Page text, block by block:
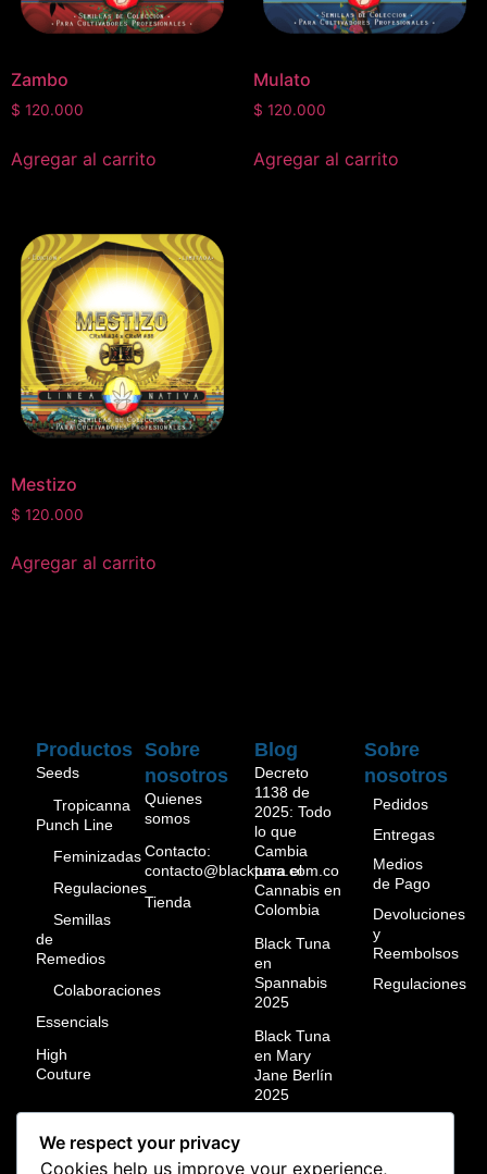
Zambo
$ 120.000
Agregar al carrito
Mulato
$ 120.000
Agregar al carrito
Mestizo
$ 120.000
Agregar al carrito
Productos
Seeds
Tropicanna
Punch Line
Feminizadas
Regulaciones
Semillas
de
Remedios
Colaboraciones
Essencials
High
Couture
Sobre
nosotros
Quienes
somos
Contacto:
contacto@blacktuna.com.co
Tienda
Blog
Decreto
1138 de
2025: Todo
lo que
Cambia
para el
Cannabis en
Colombia
Black Tuna
en
Spannabis
2025
Black Tuna
en Mary
Jane Berlín
2025
mundial en
Sobre
nosotros
Pedidos
Entregas
Medios
de Pago
Devoluciones
y
Reembolsos
Regulaciones
We respect your privacy
Cookies help us improve your experience,